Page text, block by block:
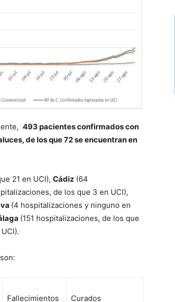
493 pacientes confirmados con
de los que 72 se encuentran en
21 en UCI), Cádiz (64
de los que 3 en UCI),
(4 hospitalizaciones y ninguno en
(151 hospitalizaciones, de los que
Fallecimientos Curados